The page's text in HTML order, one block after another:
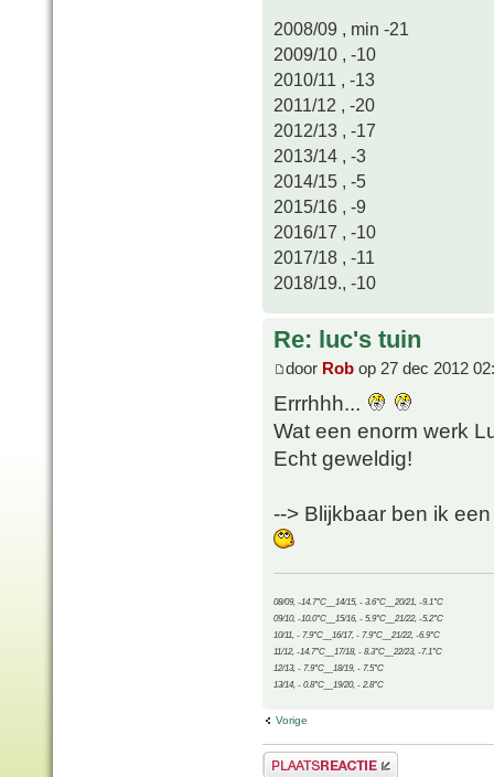
2008/09 , min -21
2009/10 , -10
2010/11 , -13
2011/12 , -20
2012/13 , -17
2013/14 , -3
2014/15 , -5
2015/16 , -9
2016/17 , -10
2017/18 , -11
2018/19., -10
Re: luc's tuin
door Rob op 27 dec 2012
Errrhhh...
Wat een enorm werk
Echt geweldig!
--> Blijkbaar ben ik
08/09, -14.7°C__14/15, - 3.6°C__20/21, -9.1°C
09/10, -10.0°C__15/16, - 5.9°C__21/22, -5.2°C
10/11, - 7.9°C__16/17, - 7.9°C__21/22, -6.9°C
11/12, -14.7°C__17/18, - 8.3°C__22/23, -7.1°C
12/13, - 7.9°C__18/19, - 7.5°C
13/14, - 0.8°C__19/20, - 2.8°C
Vorige
Plaats een reactie